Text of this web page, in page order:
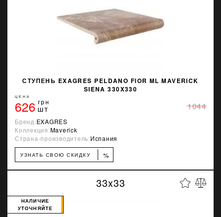
СТУПЕНЬ EXAGRES PELDANO FIOR ML MAVERICK
SIENA 330X330
ЦЕНА
626 грн
шт 1044
Бренд:EXAGRES
Коллекция:Maverick
Страна-производитель:Испания
УЗНАТЬ СВОЮ СКИДКУ %
33x33
НАЛИЧИЕ
УТОЧНЯЙТЕ